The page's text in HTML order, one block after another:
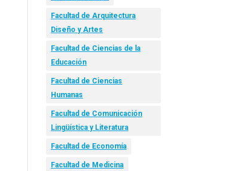
Facultad de Arquitectura
Diseño y Artes
Facultad de Ciencias de la
Educación
Facultad de Ciencias
Humanas
Facultad de Comunicación
Lingüística y Literatura
Facultad de Economía
Facultad de Medicina